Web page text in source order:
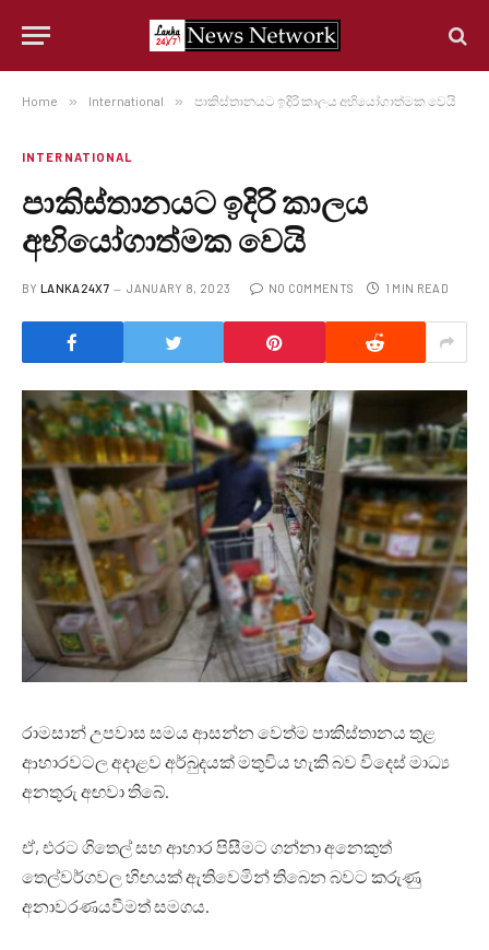
Home » International » පාකිස්තානයට ඉදිරි කාලය අභියෝගාත්මක වෙයි
INTERNATIONAL
පාකිස්තානයට ඉදිරි කාලය
අභියෝගාත්මක වෙයි
BY LANKA24X7 JANUARY 8, 2023 NO COMMENTS 1 MIN READ
රාමසාන් උපවාස සමය ආසන්න වෙත්ම පාකිස්තානය තුළ
ආහාරවටල අදාළව අර්බුදයක් මතුවිය හැකි බව විදෙස් මාධ්‍ය
අනතුරු අඟවා තිබේ.
ඒ, එරට ගිතෙල් සහ ආහාර පිසීමට ගන්නා අනෙකුත්
තෙල්වර්ගවල හිඟයක් ඇතිවෙමින් තිබෙන බවට කරුණු
අනාවරණයවීමත් සමගය.